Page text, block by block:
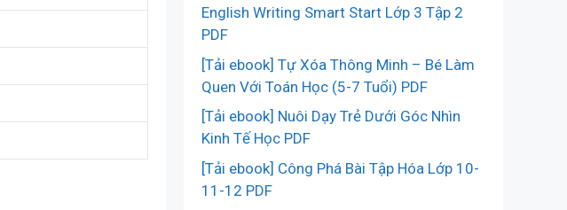
English Writing Smart Start Lớp 3 Tập 2
PDF
[Tải ebook] Tự Xóa Thông Minh – Bé Làm
Quen Với Toán Học (5-7 Tuổi) PDF
[Tải ebook] Nuôi Dạy Trẻ Dưới Góc Nhìn
Kinh Tế Học PDF
[Tải ebook] Công Phá Bài Tập Hóa Lớp 10-
11-12 PDF